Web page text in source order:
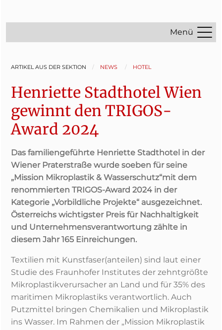
Menü
ARTIKEL AUS DER SEKTION NEWS HOTEL
Henriette Stadthotel Wien
gewinnt den TRIGOS-
Award 2024
Das familiengeführte Henriette Stadthotel in der
Wiener Praterstraße wurde soeben für seine
„Mission Mikroplastik & Wasserschutz“mit dem
renommierten TRIGOS-Award 2024 in der
Kategorie „Vorbildliche Projekte“ ausgezeichnet.
Österreichs wichtigster Preis für Nachhaltigkeit
und Unternehmensverantwortung zählte in
diesem Jahr 165 Einreichungen.
Textilien mit Kunstfaser(anteilen) sind laut einer
Studie des Fraunhofer Institutes der zehntgrößte
Mikroplastikverursacher an Land und für 35% des
maritimen Mikroplastiks verantwortlich. Auch
Putzmittel bringen Chemikalien und Mikroplastik
ins Wasser. Im Rahmen der „Mission Mikroplastik